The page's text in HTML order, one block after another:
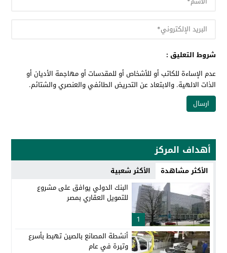
شروط التعليق :
عدم الإساءة للكاتب أو للأشخاص أو للمقدسات أو مهاجمة الأديان أو
الذات الالهية. والابتعاد عن التحريض الطائفي والعنصري والشتائم.
أهداف المركز
الأكثر مشاهدة الأكثر شعبية
1
البنك الدولي يوافق على مشروع
للتمويل العقاري بمصر
أنشطة المصانع بالصين تهبط بأسرع
وتيرة في عام